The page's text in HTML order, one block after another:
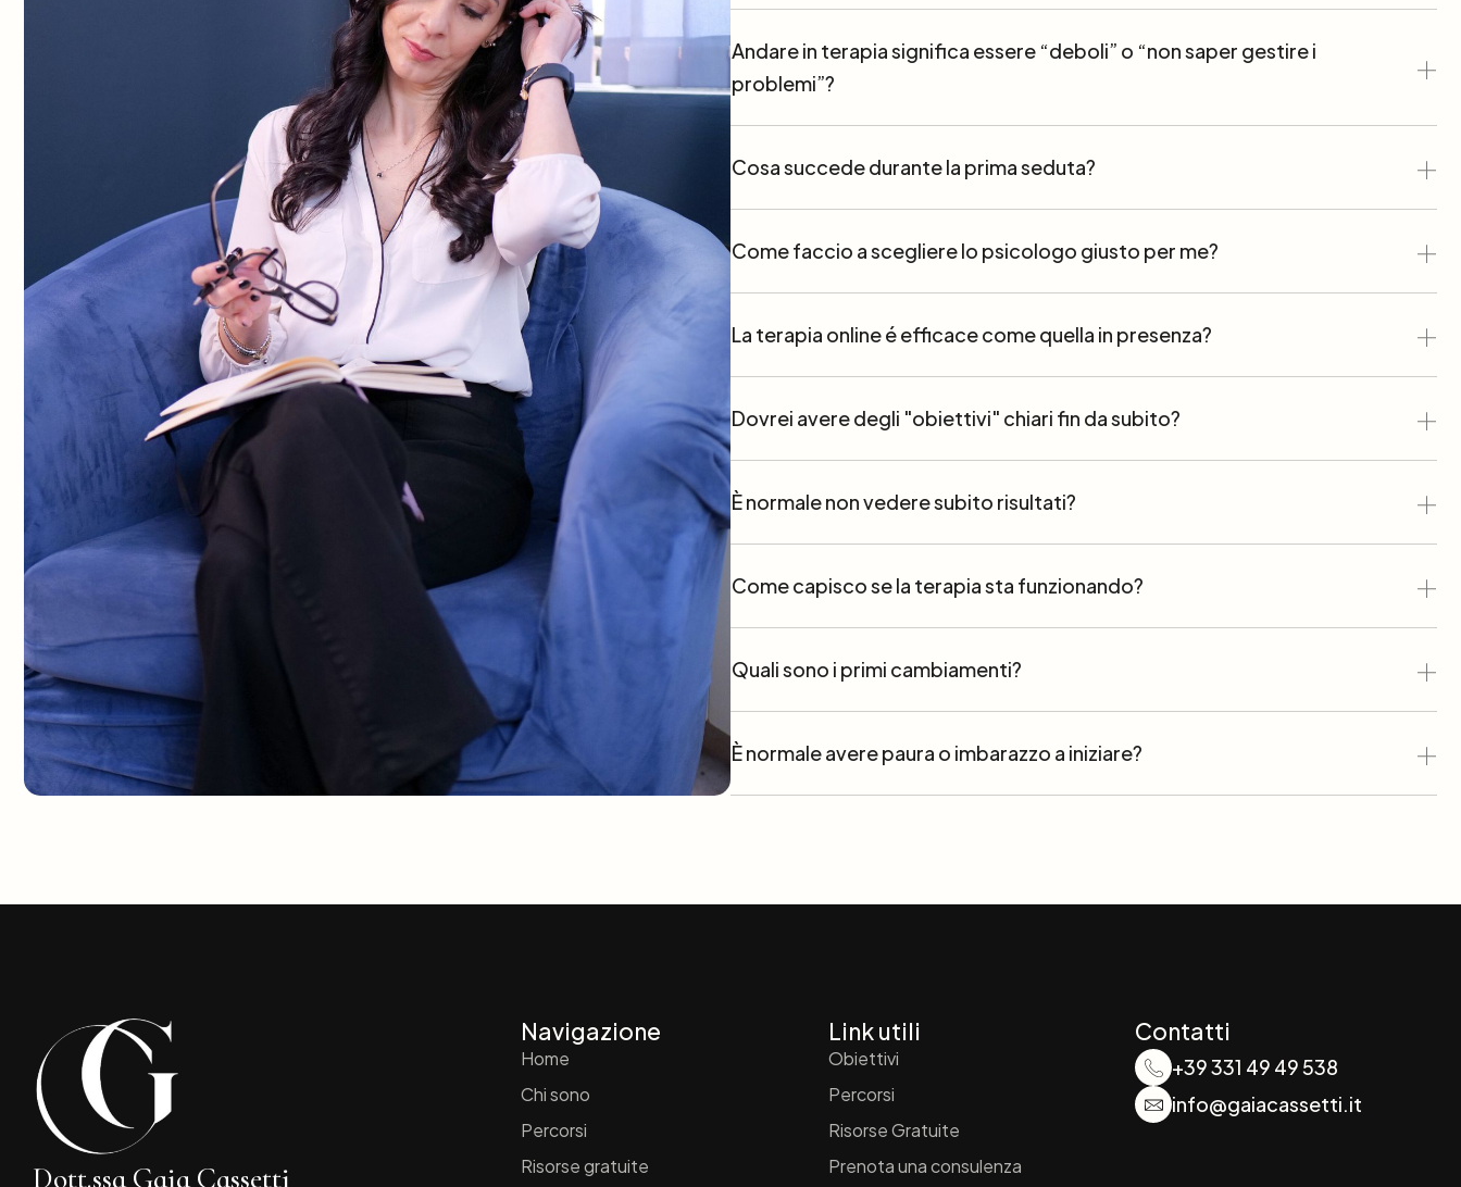
Andare in terapia significa essere “deboli” o “non saper gestire i
problemi”?
Cosa succede durante la prima seduta?
Come faccio a scegliere lo psicologo giusto per me?
La terapia online é efficace come quella in presenza?
Dovrei avere degli "obiettivi" chiari fin da subito?
È normale non vedere subito risultati?
Come capisco se la terapia sta funzionando?
Quali sono i primi cambiamenti?
È normale avere paura o imbarazzo a iniziare?
Dott.ssa Gaia Cassetti
Navigazione
Home
Chi sono
Percorsi
Risorse gratuite
Link utili
Obiettivi
Percorsi
Risorse Gratuite
Prenota una consulenza
Contatti
+39 331 49 49 538
info@gaiacassetti.it